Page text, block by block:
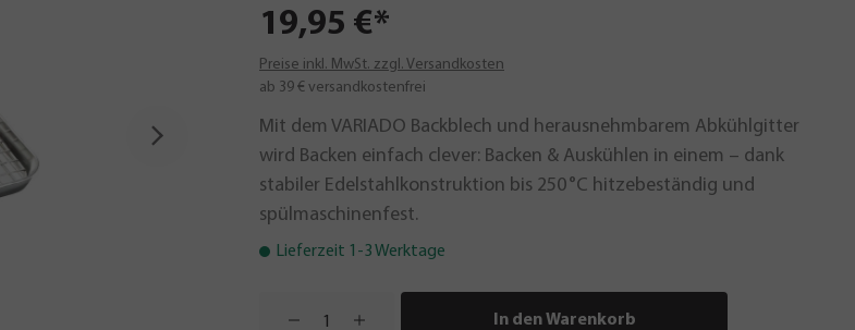
19,95 €*
Preise inkl. MwSt. zzgl. Versandkosten
ab 39 € versandkostenfrei
Mit dem VARIADO Backblech und herausnehmbarem Abkühlgitter
wird Backen einfach clever: Backen & Auskühlen in einem – dank
stabiler Edelstahlkonstruktion bis 250 °C hitzebeständig und
spülmaschinenfest.
Lieferzeit 1-3 Werktage
In den Warenkorb